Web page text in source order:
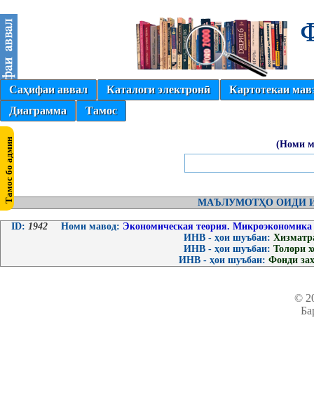
Саҳифаи аввал Каталоги электронӣ
Картотекаи
Диаграмма
Тамос
(Номи
МАЪЛУМОТҲО ОИДИ
ID: 1942 Номи мавод: Экономическая теория. Микроэкономика
ИНВ - ҳои шуъбаи:
ИНВ - ҳои шуъбаи: Толори
ИНВ - ҳои шуъбаи: Фонди
©